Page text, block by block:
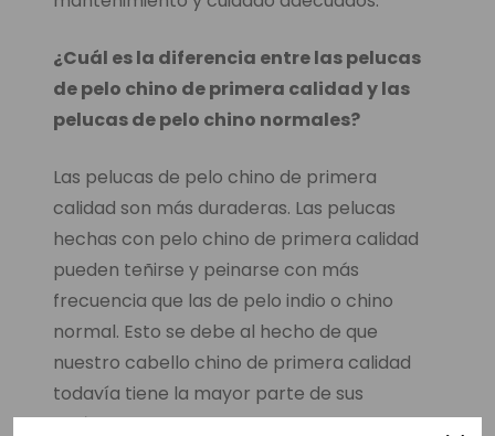
¿Cuál es la diferencia entre las pelucas
de pelo chino de primera calidad y las
pelucas de pelo chino normales?
Las pelucas de pelo chino de primera
calidad son más duraderas. Las pelucas
hechas con pelo chino de primera calidad
pueden teñirse y peinarse con más
frecuencia que las de pelo indio o chino
normal. Esto se debe al hecho de que
nuestro cabello chino de primera calidad
todavía tiene la mayor parte de sus
cutículas intactas, lo que crea una fuerte